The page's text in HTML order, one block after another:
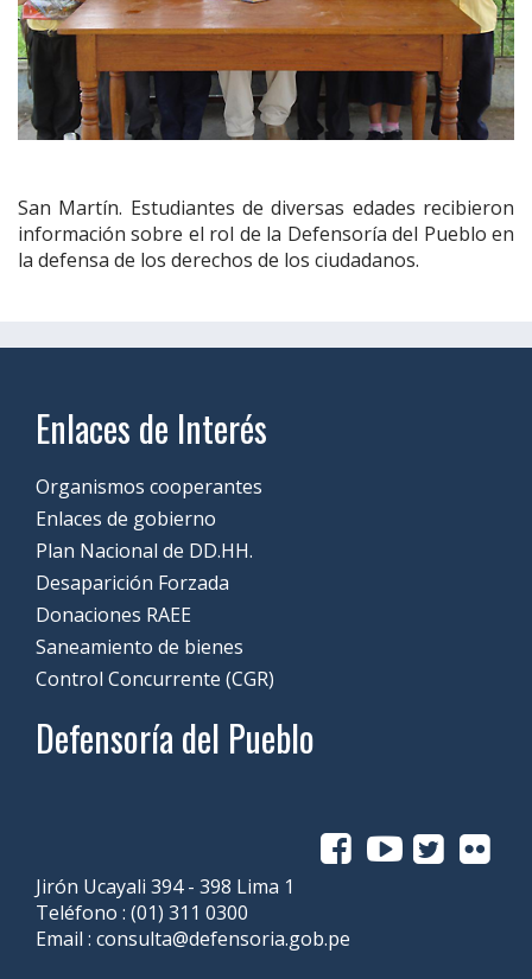
San Martín. Estudiantes de diversas edades recibieron
información sobre el rol de la Defensoría del Pueblo en
la defensa de los derechos de los ciudadanos.
Enlaces de Interés
Organismos cooperantes
Enlaces de gobierno
Plan Nacional de DD.HH.
Desaparición Forzada
Donaciones RAEE
Saneamiento de bienes
Control Concurrente (CGR)
Defensoría del Pueblo
Jirón Ucayali 394 - 398 Lima 1
Teléfono : (01) 311 0300
Email : consulta@defensoria.gob.pe